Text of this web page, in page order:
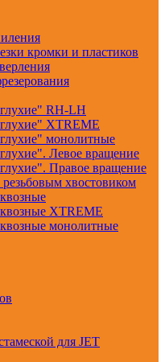
кромки и пластиков
RH-LH
XTREME
монолитные
Левое вращение
Правое вращение
хвостовиком
XTREME
монолитные
для JET